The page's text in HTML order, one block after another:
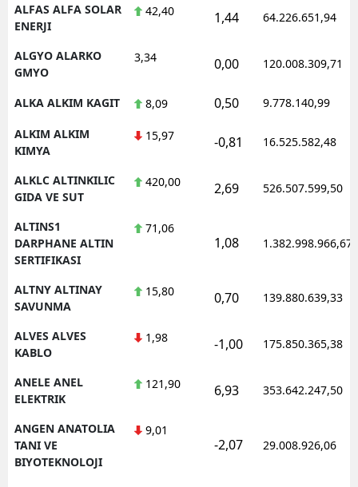
ALFAS ALFA SOLAR
ENERJI
42,40 1,44 64.226.651,94
ALGYO ALARKO
GMYO
3,34 0,00 120.008.309,71
ALKA ALKIM KAGIT 8,09 0,50 9.778.140,99
ALKIM ALKIM
KIMYA
15,97 -0,81 16.525.582,48
ALKLC ALTINKILIC
GIDA VE SUT
420,00 2,69 526.507.599,50
ALTINS1
DARPHANE ALTIN
SERTIFIKASI
71,06
1,08 1.382.998.966,67
ALTNY ALTINAY
SAVUNMA
15,80 0,70 139.880.639,33
ALVES ALVES
KABLO
1,98 -1,00 175.850.365,38
ANELE ANEL
ELEKTRIK
121,90 6,93 353.642.247,50
ANGEN ANATOLIA
TANI VE
BIYOTEKNOLOJI
9,01
-2,07 29.008.926,06